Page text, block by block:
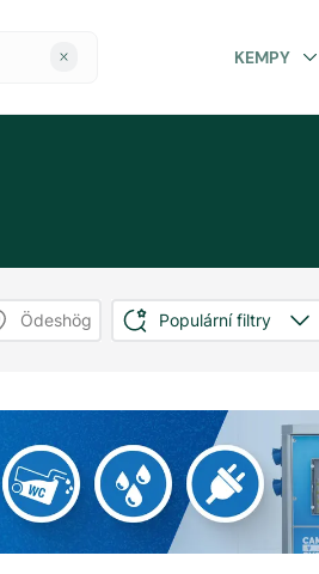
KEMPY
Ödeshög Populární filtry